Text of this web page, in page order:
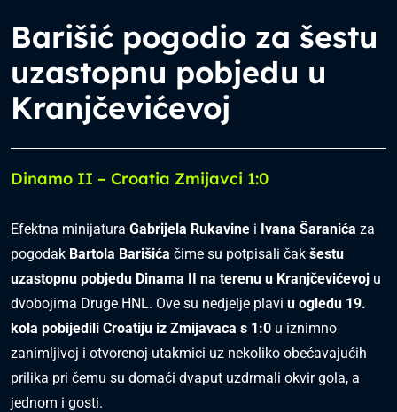
Barišić pogodio za šestu
uzastopnu pobjedu u
Kranjčevićevoj
Dinamo II – Croatia Zmijavci 1:0
Efektna minijatura Gabrijela Rukavine i Ivana Šaranića za
pogodak Bartola Barišića čime su potpisali čak šestu
uzastopnu pobjedu Dinama II na terenu u Kranjčevićevoj u
dvobojima Druge HNL. Ove su nedjelje plavi u ogledu 19.
kola pobijedili Croatiju iz Zmijavaca s 1:0 u iznimno
zanimljivoj i otvorenoj utakmici uz nekoliko obećavajućih
prilika pri čemu su domaći dvaput uzdrmali okvir gola, a
jednom i gosti.